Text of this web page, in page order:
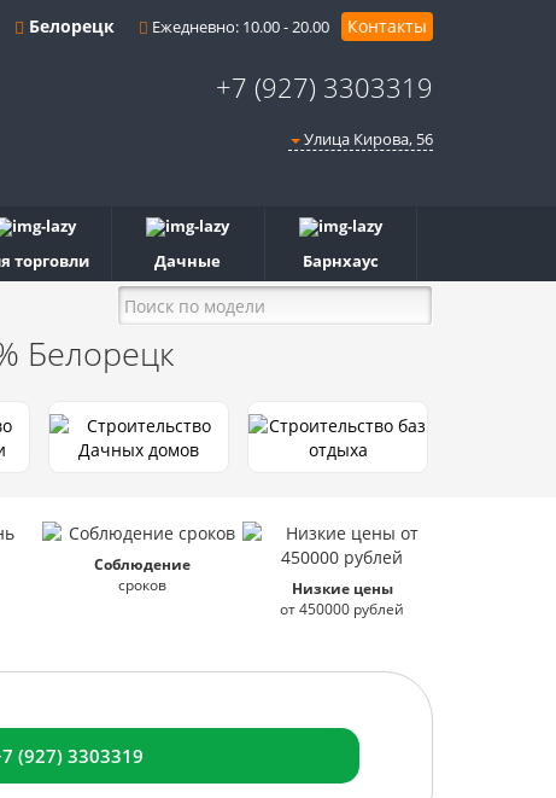
Белорецк Ежедневно: 10.00 - 20.00 Контакты
+7 (927) 3303319
Улица Кирова, 56
торговли Дачные Барнхаус
Белорецк
Соблюдение
сроков
Низкие цены
от 450000 рублей
(927) 3303319